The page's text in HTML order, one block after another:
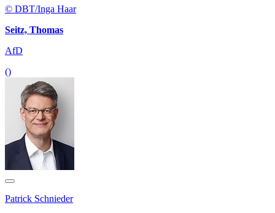
© DBT/Inga Haar
Seitz, Thomas
AfD
()
Patrick Schnieder